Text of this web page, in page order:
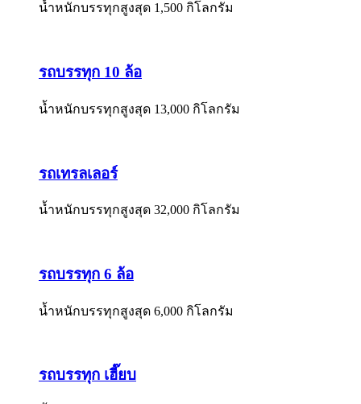
น้ำหนักบรรทุกสูงสุด 1,500 กิโลกรัม
รถบรรทุก 10 ล้อ
น้ำหนักบรรทุกสูงสุด 13,000 กิโลกรัม
รถเทรลเลอร์
น้ำหนักบรรทุกสูงสุด 32,000 กิโลกรัม
รถบรรทุก 6 ล้อ
น้ำหนักบรรทุกสูงสุด 6,000 กิโลกรัม
รถบรรทุก เฮี๊ยบ